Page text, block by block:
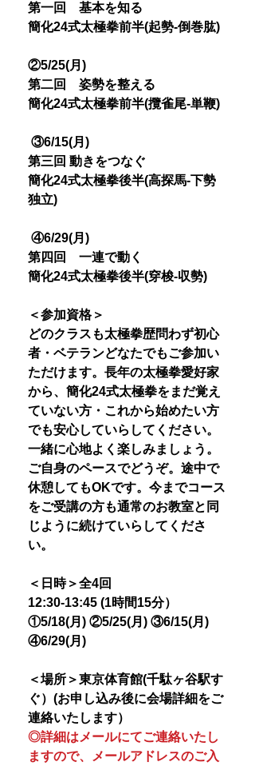
第一回 基本を知る
簡化24式太極拳前半(起勢-倒巻肱)
②5/25(月)
第二回 姿勢を整える
簡化24式太極拳前半(攬雀尾-単鞭)
③6/15(月)
第三回 動きをつなぐ
簡化24式太極拳後半(高探馬-下勢
独立)
④6/29(月)
第四回 一連で動く
簡化24式太極拳後半(穿梭-収勢)
＜参加資格＞
どのクラスも太極拳歴問わず初心
者・ベテランどなたでもご参加い
ただけます。長年の太極拳愛好家
から、簡化24式太極拳をまだ覚え
ていない方・これから始めたい方
でも安心していらしてください。
一緒に心地よく楽しみましょう。
ご自身のペースでどうぞ。途中で
休憩してもOKです。今までコース
をご受講の方も通常のお教室と同
じように続けていらしてくださ
い。
＜日時＞全4回
12:30-13:45 (1時間15分）
①5/18(月) ②5/25(月) ③6/15(月)
④6/29(月)
＜場所＞東京体育館(千駄ヶ谷駅す
ぐ）(お申し込み後に会場詳細をご
連絡いたします）
◎詳細はメールにてご連絡いたし
ますので、メールアドレスのご入